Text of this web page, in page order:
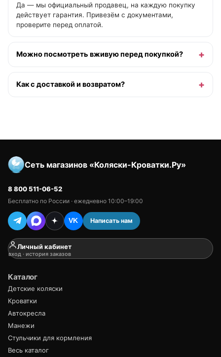
Да — мы официальный продавец, на каждую покупку
действует гарантия. Привезём с документами,
проверите перед оплатой.
Можно посмотреть вживую перед покупкой?
Как с доставкой и возвратом?
Сеть магазинов «Коляски-Кроватки.Ру»
8 800 511-06-52
Бесплатно по России · ежедневно 10:00–19:00
VK Написать нам
Личный кабинет
вход · история заказов
Каталог
Детские коляски
Кроватки
Автокресла
Манежи
Стульчики для кормления
Весь каталог